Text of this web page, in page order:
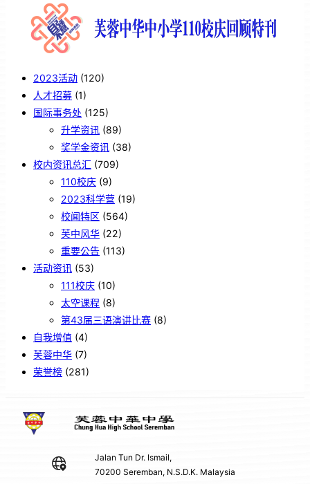
2023活动 (120)
人才招募 (1)
国际事务处 (125)
升学资讯 (89)
奖学金资讯 (38)
校内资讯总汇 (709)
110校庆 (9)
2023科学营 (19)
校闻特区 (564)
芙中风华 (22)
重要公告 (113)
活动资讯 (53)
111校庆 (10)
太空课程 (8)
第43届三语演讲比赛 (8)
自我增值 (4)
芙蓉中华 (7)
荣誉榜 (281)
Jalan Tun Dr. Ismail,
70200 Seremban, N.S.D.K. Malaysia